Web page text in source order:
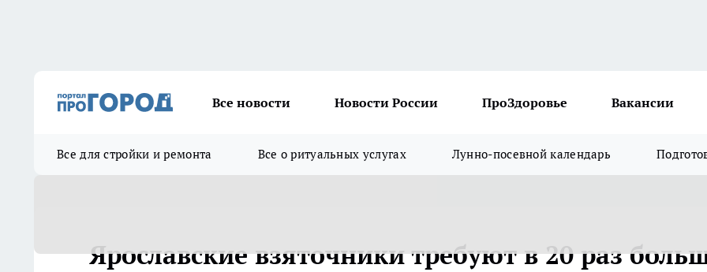
Все новости Новости России ПроЗдоровье Вакансии
Все для стройки и ремонта Все о ритуальных услугах Лунно-посевной календарь
Ярославские взяточники требуют в 20 раз